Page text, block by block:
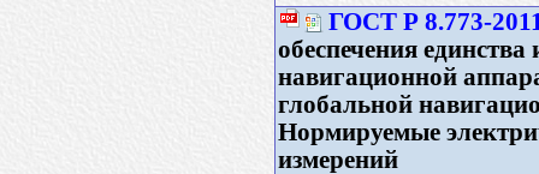
ГОСТ Р 8.773-
обеспечения
навигационной
глобальной
Нормируемые
измерений